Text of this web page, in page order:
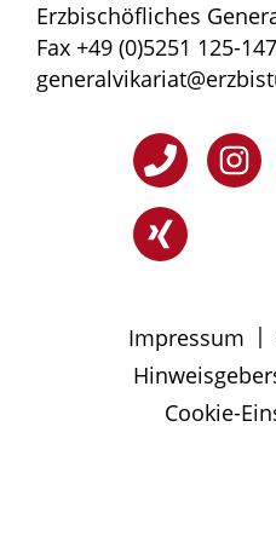
Erzbischöfliches
Fax +49 (0)5251 125-
Impressum |
Cookie-